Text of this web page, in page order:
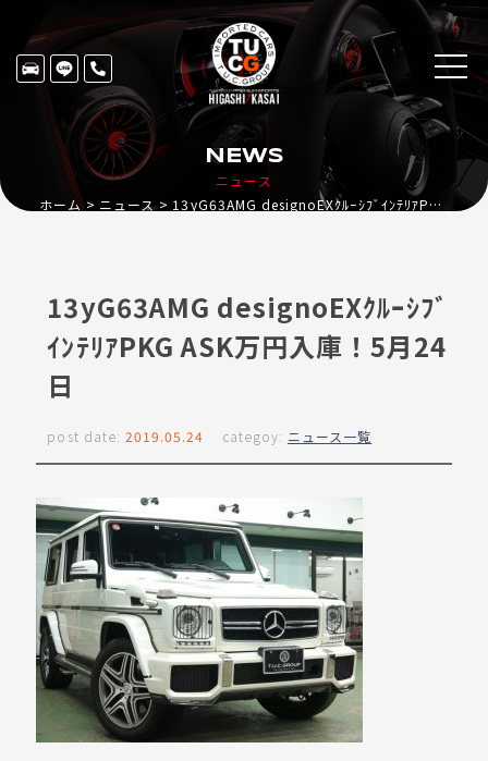
ニュース
NEWS
ホーム ニュース 13yG63AMG designoEXｸﾙｰｼﾌﾞｲﾝﾃﾘｱPKG ASK万円入庫！5月24日
13yG63AMG designoEXｸﾙｰｼﾌﾞ
ｲﾝﾃﾘｱPKG ASK万円入庫！5月24
日
post date: 2019.05.24 categoy: ニュース一覧